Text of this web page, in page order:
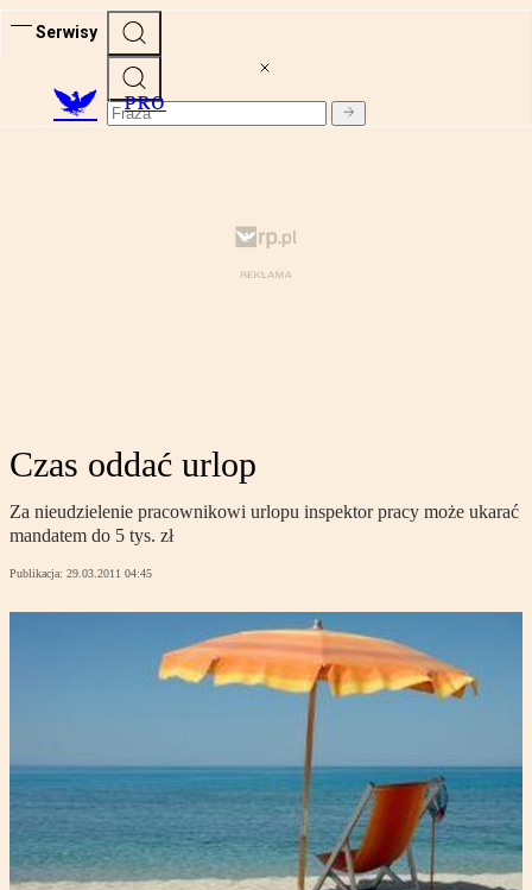
Serwisy
PRO
Czas oddać urlop
Za nieudzielenie pracownikowi urlopu inspektor pracy może ukarać
mandatem do 5 tys. zł
Publikacja: 29.03.2011 04:45